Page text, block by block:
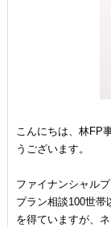
こんにちは、林FP
うございます。
ファイナンシャル
プラン相談100世帯
を得ていますが、